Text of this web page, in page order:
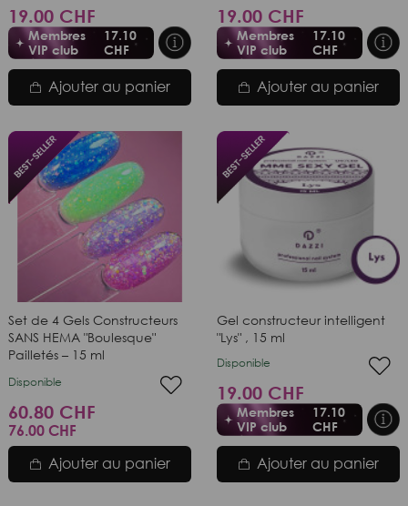
19.00 CHF
Membres
VIP club
17.10
CHF
Ajouter au panier
19.00 CHF
Membres
VIP club
17.10
CHF
Ajouter au panier
Set de 4 Gels Constructeurs
SANS HEMA "Boulesque"
Pailletés – 15 ml
Disponible
60.80 CHF
76.00 CHF
Ajouter au panier
Gel constructeur intelligent
"Lys" , 15 ml
Disponible
19.00 CHF
Membres
VIP club
17.10
CHF
Ajouter au panier